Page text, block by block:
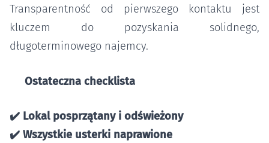
Transparentność od pierwszego kontaktu jest
kluczem do pozyskania solidnego,
długoterminowego najemcy.
Ostateczna checklista
✔️ Lokal posprzątany i odświeżony
✔️ Wszystkie usterki naprawione